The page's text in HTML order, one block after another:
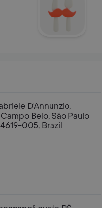
D'Annunzio,
Belo, São Paulo
005, Brazil